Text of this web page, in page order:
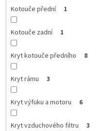
Kotouče přední 1
Kotouče zadní 1
Kryt kotouče předního 8
Kryt rámu 3
Kryt výfuku a motoru 6
Kryt vzduchového filtru 3